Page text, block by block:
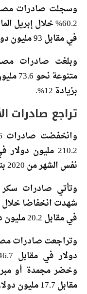
وسجلت صادرات مصر
في مقابل 93 مليون دولار خلال إبريل 2020.
وبلغت صادرات
بزيادة 12%.
تراجع صادرات
نفس الشهر من 2020 بتراجع 28.7%.
وتأتي صادرات
في مقابل 20.2 مليون دولار بتراجع 39.7%.
مقابل 17.7 مليون دولار بانخفاض 22.7%.